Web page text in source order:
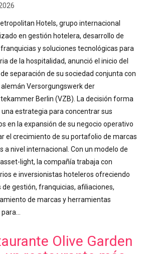
Hotels, grupo internacional
en gestión hotelera, desarrollo de
y soluciones tecnológicas para
de la hospitalidad, anunció el inicio del
separación de su sociedad conjunta con
Versorgungswerk der
Berlin (VZB). La decisión forma
estrategia para concentrar sus
en la expansión de su negocio operativo
el crecimiento de su portafolio de marcas
a nivel internacional. Con un modelo de
light, la compañía trabaja con
e inversionistas hoteleros ofreciendo
de gestión, franquicias, afiliaciones,
de marcas y herramientas
para…
Olive Garden